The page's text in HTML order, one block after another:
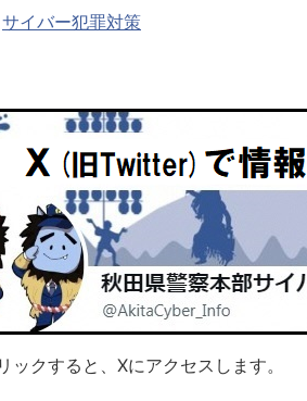
サイバー犯罪対策
ックすると、Xにアクセスします。